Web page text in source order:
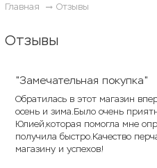
Главная Отзывы
Отзывы
"Замечательная покупка"
Обратилась в этот магазин
осень и зима.Было очень
Юлией,которая помогла мне
получила быстро.Качество
магазину и успехов!